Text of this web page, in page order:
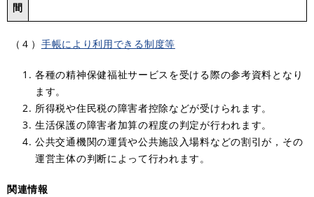
間
（４） 手帳により利用できる制度等
各種の精神保健福祉サービスを受ける際の参考資料となり
ます。
所得税や住民税の障害者控除などが受けられます。
生活保護の障害者加算の程度の判定が行われます。
公共交通機関の運賃や公共施設入場料などの割引が，その
運営主体の判断によって行われます。
関連情報